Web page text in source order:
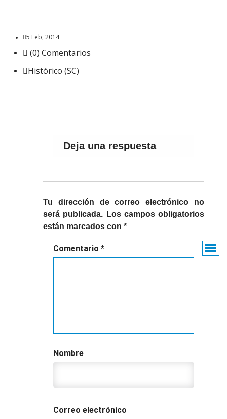
5 Feb, 2014
(0) Comentarios
Histórico (SC)
Deja una respuesta
Tu dirección de correo electrónico no
será publicada. Los campos obligatorios
están marcados con *
Comentario *
Nombre
Correo electrónico